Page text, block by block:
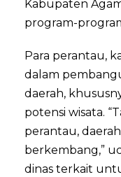
Kabupaten
program-
Para perantau,
dalam
daerah,
potensi wisata.
perantau,
berkembang,”
dinas terkait